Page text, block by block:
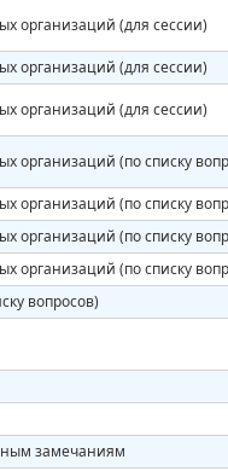
организаций (для сессии)
организаций (для сессии)
организаций (для сессии)
организаций (по списку
организаций (по списку
организаций (по списку
организаций (по списку
вопросов)
замечаниям